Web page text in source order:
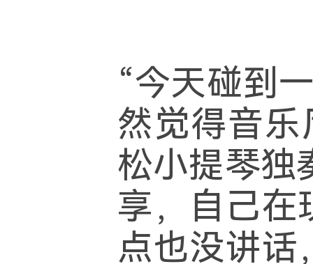
“今天碰到
然觉得音
松小提琴独
享，自己在
点也没讲话